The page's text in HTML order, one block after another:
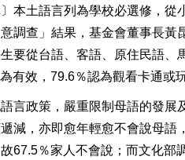
〕本土語言列為學校必選修，
調查」結果，基金會董事長
要從台語、客語、原住民語
有效，79.6％認為觀看卡通或
言政策，嚴重限制母語的發
減，亦即愈年輕愈不會說母語
67.5％家人不會說；而文化